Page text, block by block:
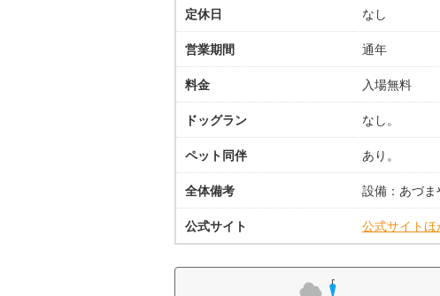
定休日 なし
営業期間 通年
料金 入場無料
ドッグラン なし。
ペット同伴 あり。
全体備考 設備：あづ
公式サイト 公式サイト